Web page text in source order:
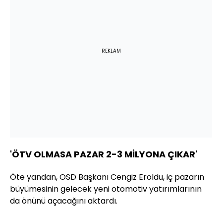
REKLAM
'ÖTV OLMASA PAZAR 2-3 MİLYONA ÇIKAR'
Öte yandan, OSD Başkanı Cengiz Eroldu, iç pazarın
büyümesinin gelecek yeni otomotiv yatırımlarının
da önünü açacağını aktardı.